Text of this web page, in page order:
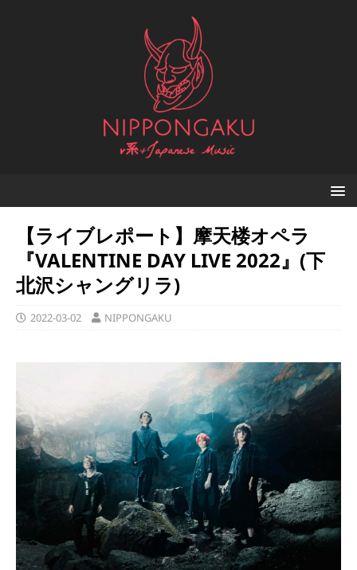
【ライブレポート】摩天楼オペラ
『VALENTINE DAY LIVE 2022』(下
北沢シャングリラ)
2022-03-02 NIPPONGAKU